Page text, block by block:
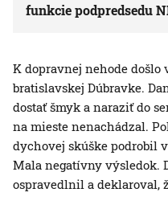
funkcie podpredsedu
K dopravnej nehode došlo
bratislavskej Dúbravke.
dostať šmyk a naraziť do
na mieste nenachádzal.
dychovej skúške podrobil
Mala negatívny výsledok.
ospravedlnil a deklaroval,